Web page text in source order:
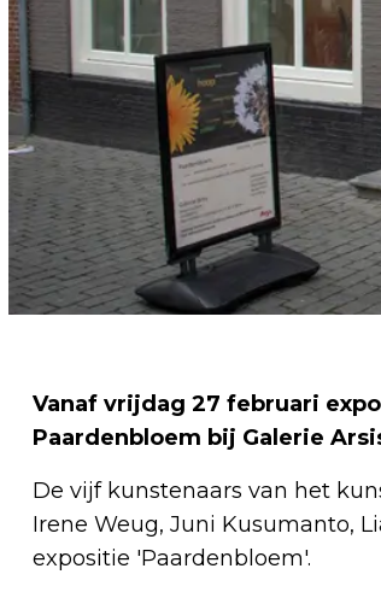
Vanaf vrijdag 27 februari
Paardenbloem bij Galerie
De vijf kunstenaars van het
Irene Weug, Juni Kusumanto,
expositie 'Paardenbloem'.